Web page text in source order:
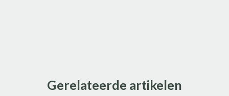
Gerelateerde artikelen